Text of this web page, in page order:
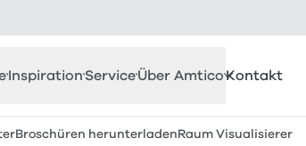
InspirationServiceÜber AmticoKontakt
Broschüren herunterladenRaum Visualisierer